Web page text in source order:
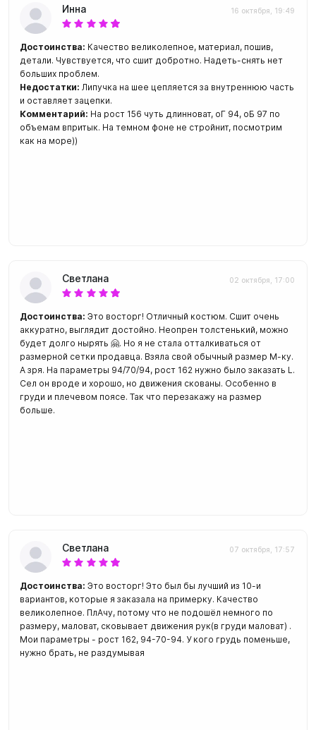
Инна 16 октября, 19:49
Достоинства: Качество великолепное, материал, пошив,
детали. Чувствуется, что сшит добротно. Надеть-снять нет
больших проблем.
Недостатки: Липучка на шее цепляется за внутреннюю часть
и оставляет зацепки.
Комментарий: На рост 156 чуть длинноват, оГ 94, оБ 97 по
объемам впритык. На темном фоне не стройнит, посмотрим
как на море))
Светлана 02 октября, 17:00
Достоинства: Это восторг! Отличный костюм. Сшит очень
аккуратно, выглядит достойно. Неопрен толстенький, можно
будет долго нырять 🤗. Но я не стала отталкиваться от
размерной сетки продавца. Взяла свой обычный размер М-ку.
А зря. На параметры 94/70/94, рост 162 нужно было заказать L.
Сел он вроде и хорошо, но движения скованы. Особенно в
груди и плечевом поясе. Так что перезакажу на размер
больше.
Светлана 07 октября, 17:57
Достоинства: Это восторг! Это был бы лучший из 10-и
вариантов, которые я заказала на примерку. Качество
великолепное. ПлАчу, потому что не подошёл немного по
размеру, маловат, сковывает движения рук(в груди маловат) .
Мои параметры - рост 162, 94-70-94. У кого грудь поменьше,
нужно брать, не раздумывая